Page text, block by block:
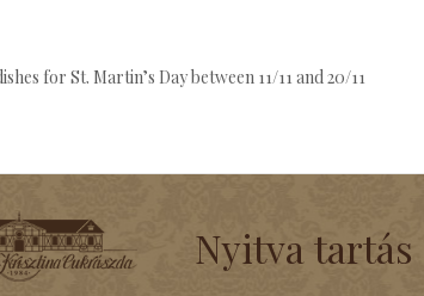
for St. Martin’s Day between 11/11 and 20/11
Nyitva tartás